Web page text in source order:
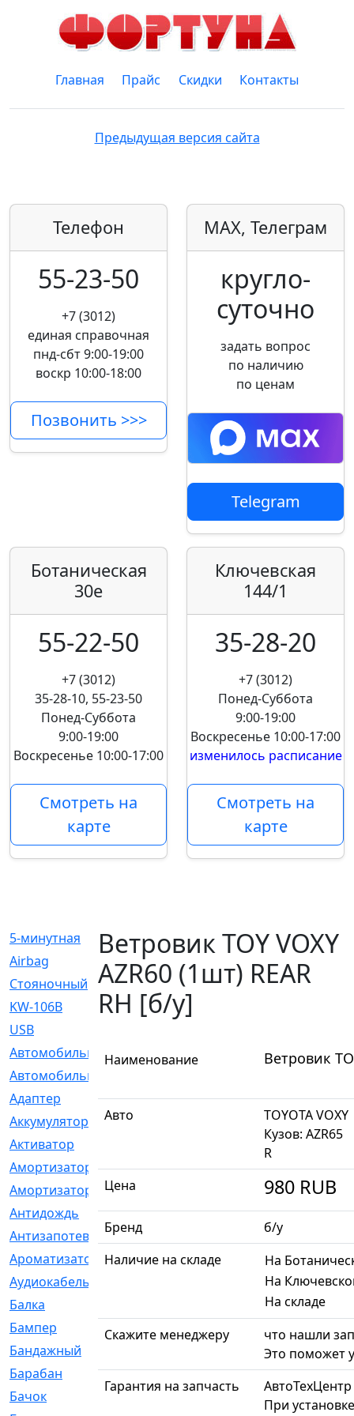
Главная Прайс Скидки Контакты
Предыдущая версия сайта
Телефон
55-23-50
+7 (3012)
единая справочная
пнд-сбт 9:00-19:00
воскр 10:00-18:00
Позвонить >>>
MAX, Телеграм
кругло­
суточно
задать вопрос
по наличию
по ценам
Telegram
Ботаническая
30е
55-22-50
+7 (3012)
35-28-10, 55-23-50
Понед-Суббота
9:00-19:00
Воскресенье 10:00-17:00
Смотреть на
карте
Ключевская
144/1
35-28-20
+7 (3012)
Понед-Суббота
9:00-19:00
Воскресенье 10:00-17:00
изменилось расписание
Смотреть на
карте
5-минутная
[1]
Airbag
[18]
Cтояночный
[1]
KW-106B
[0]
USB
Автомобильное
[6]
Автомобильный
Адаптер
[3]
Аккумулятор
Активатор
Амортизатор
[608]
Амортизаторы
Антидождь
[1]
Антизапотеватель
Ароматизатор
[35]
Аудиокабель
Балка
Бампер
[137]
Бандажный
Барабан
[5]
Бачок
[40]
Ветровик TOY VOXY
AZR60 (1шт) REAR
RH [б/у]
Наименование Ветровик
Авто
TOYOTA VOXY
Кузов: AZR65
R
Цена
980 RUB
Бренд
б/у
Наличие на складе
На
На
На складе
Скажите менеджеру
что нашли
Это поможет
Гарантия на запчасть
При